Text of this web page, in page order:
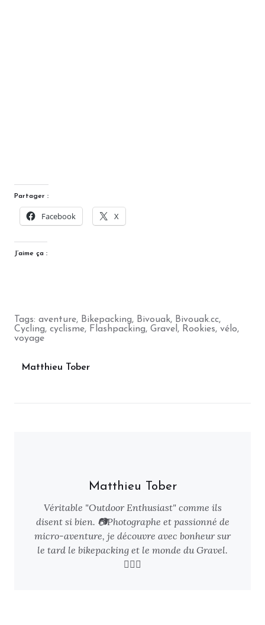
Partager :
Facebook X
J’aime ça :
Tags: aventure, Bikepacking, Bivouak, Bivouak.cc,
Cycling, cyclisme, Flashpacking, Gravel , Rookies, vélo,
voyage
Matthieu Tober
Matthieu Tober
Véritable "Outdoor Enthusiast" comme ils
disent si bien. 📷Photographe et passionné de
micro-aventure, je découvre avec bonheur sur
le tard le bikepacking et le monde du Gravel.
🚴🏻‍♂️